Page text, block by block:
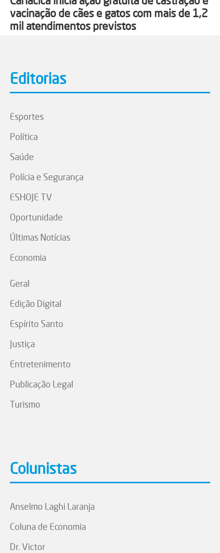
vacinação de cães e gatos com mais de 1,2
mil atendimentos previstos
Editorias
Esportes
Política
Saúde
Polícia e Segurança
ESHOJE TV
Oportunidade
Últimas Notícias
Economia
Geral
Edição Digital
Espírito Santo
Justiça
Entretenimento
Publicação Legal
Turismo
Colunistas
Anselmo Laghi Laranja
Coluna de Economia
Dr. Victor